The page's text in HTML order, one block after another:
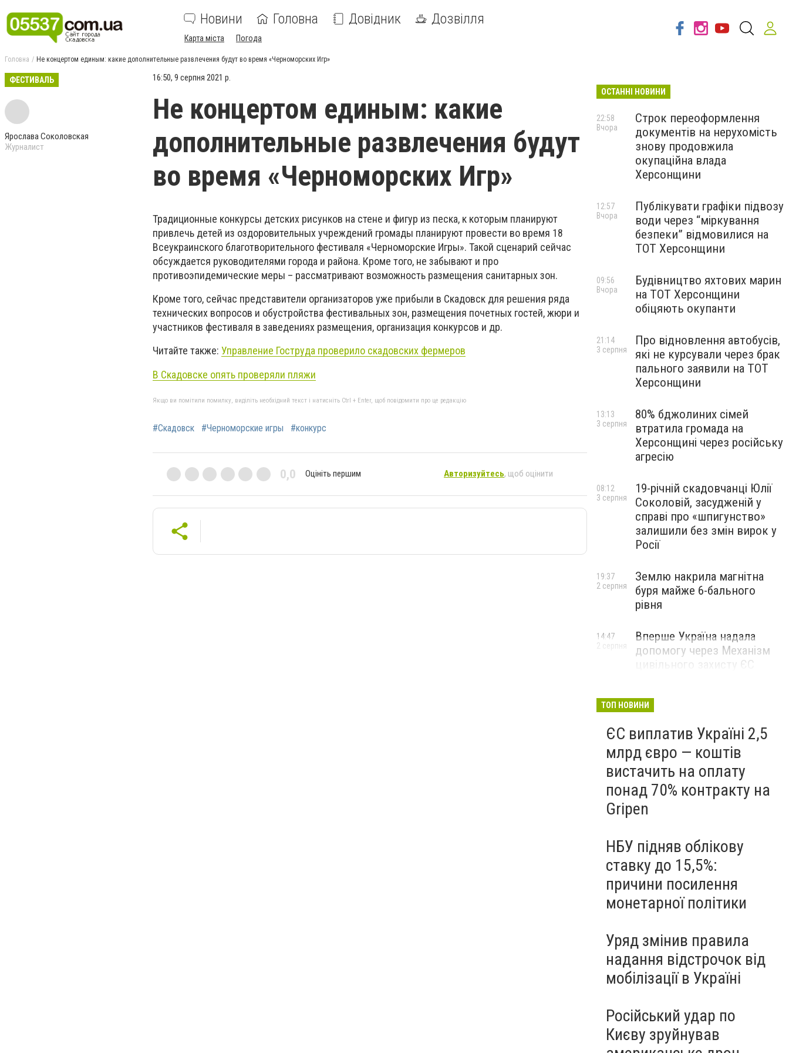
Новини Головна Довідник Дозвілля
Карта міста Погода
Головна Не концертом единым: какие дополнительные развлечения будут во время «Черноморских Игр»
ФЕСТИВАЛЬ
Ярослава Соколовская
Журналист
16:50, 9 серпня 2021 р.
Не концертом единым: какие
дополнительные развлечения будут
во время «Черноморских Игр»
Традиционные конкурсы детских рисунков на стене и фигур из песка, к которым планируют
привлечь детей из оздоровительных учреждений громады планируют провести во время 18
Всеукраинского благотворительного фестиваля «Черноморские Игры». Такой сценарий сейчас
обсуждается руководителями города и района. Кроме того, не забывают и про
противоэпидемические меры – рассматривают возможность размещения санитарных зон.
Кроме того, сейчас представители организаторов уже прибыли в Скадовск для решения ряда
технических вопросов и обустройства фестивальных зон, размещения почетных гостей, жюри и
участников фестиваля в заведениях размещения, организация конкурсов и др.
Читайте также: Управление Гоструда проверило скадовских фермеров
В Скадовске опять проверяли пляжи
Якщо ви помітили помилку, виділіть необхідний текст і натисніть Ctrl + Enter, щоб повідомити про це редакцію
#Скадовск #Черноморские игры #конкурс
0,0 Оцініть першим Авторизуйтесь, щоб оцінити
ОСТАННІ НОВИНИ
Строк переоформлення
документів на нерухомість
знову продовжила
окупаційна влада
Херсонщини
22:58
Вчора
Публікувати графіки підвозу
води через “міркування
безпеки” відмовилися на
ТОТ Херсонщини
12:57
Вчора
Будівництво яхтових марин
на ТОТ Херсонщини
обіцяють окупанти
09:56
Вчора
Про відновлення автобусів,
які не курсували через брак
пального заявили на ТОТ
Херсонщини
21:14
3 серпня
80% бджолиних сімей
втратила громада на
Херсонщині через російську
агресію
13:13
3 серпня
19-річній скадовчанці Юлії
Соколовій, засудженій у
справі про «шпигунство»
залишили без змін вирок у
Росії
08:12
3 серпня
Землю накрила магнітна
буря майже 6-бального
рівня
19:37
2 серпня
Вперше Україна надала
допомогу через Механізм
цивільного захисту ЄС
14:47
2 серпня
ТОП НОВИНИ
ЄС виплатив Україні 2,5
млрд євро — коштів
вистачить на оплату
понад 70% контракту на
Gripen
НБУ підняв облікову
ставку до 15,5%:
причини посилення
монетарної політики
Уряд змінив правила
надання відстрочок від
мобілізації в Україні
Російський удар по
Києву зруйнував